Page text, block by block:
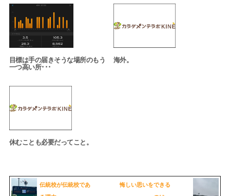
目標は手の届きそうな場所のもう
一つ高い所･･･
海外。
休むことも必要だってこと。
伝統校が伝統校であ
悔しい思いをできる